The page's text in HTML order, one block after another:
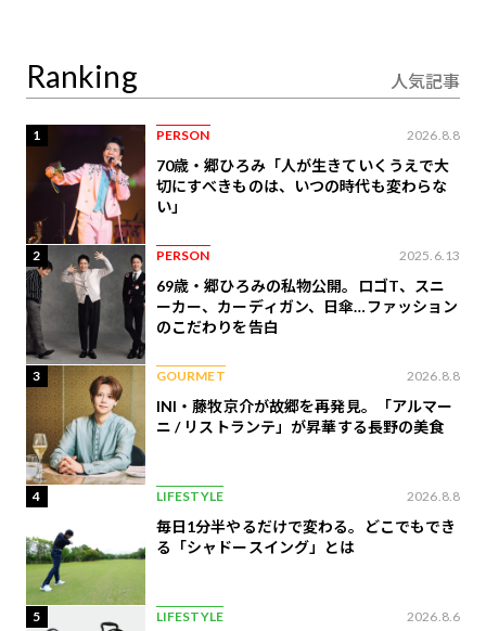
Ranking 人気記事
1 PERSON 2026.8.8
70歳・郷ひろみ「人が生きていくうえで大
切にすべきものは、いつの時代も変わらな
い」
2 PERSON 2025.6.13
69歳・郷ひろみの私物公開。ロゴT、スニ
ーカー、カーディガン、日傘…ファッション
のこだわりを告白
3 GOURMET 2026.8.8
INI・藤牧京介が故郷を再発見。「アルマー
ニ / リストランテ」が昇華する長野の美食
4 LIFESTYLE 2026.8.8
毎日1分半やるだけで変わる。どこでもでき
る「シャドースイング」とは
5 LIFESTYLE 2026.8.6